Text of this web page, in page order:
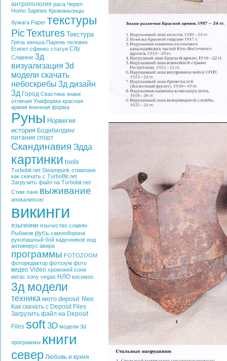
антропология раса Череп
Homo Sapines Кроманьонцы
бумага Paper текстуры
PicTextures Текстура
Грязь юноша Парень человек
Египет сфинкс статуи City
Славяне 3д
визуализация 3d
модели скачать
небоскребы 3д дизайн
3д Город Свастика знаки
отличия Униформа красная
армия военная форма
Руны Норвегия
история Бодибилдинг
питание спорт
Скандинавия Эдда
картинки tools
Turbobit.net Steampunk стимпанк
как скачать с TurboBit.net
Загрузить файл на Turbobit.net
Стим панк выживание
апокалипсис
викинги
язычники язычество славян
Рыбаков русь самооборона
рукопашный бой кадочников нод
антивирус авира
программы FOTOZOOM
фоторедактор фотозум фото
видео Video хромокей сони
вегас sony vegas НЛО косомос
3д модели
техника мото deposit files
Как скачать с Deposit Files
Загрузить файл на Deposit
Files soft3D модели 3d
программы книги
север Любовь и кухня